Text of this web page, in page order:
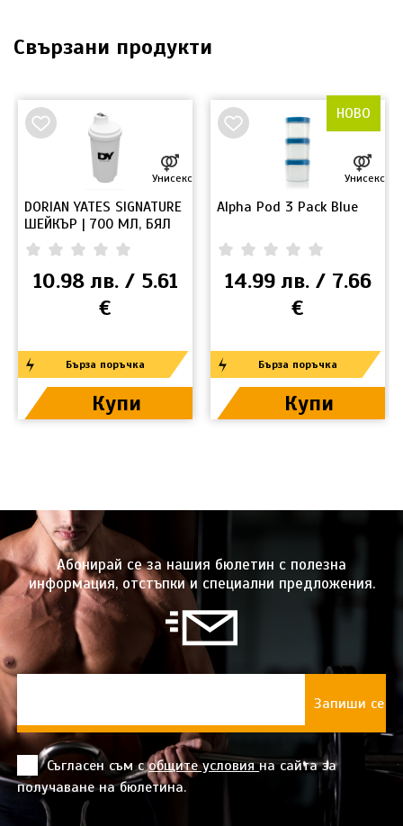
Свързани продукти
DORIAN YATES SIGNATURE
ШЕЙКЪР | 700 МЛ, БЯЛ
Унисекс
0.00 (0)
10.98 лв. / 5.61
€
Бърза поръчка
Купи
НОВО
Alpha Pod 3 Pack Blue
Унисекс
0.00 (0)
14.99 лв. / 7.66
€
Бърза поръчка
Купи
Абонирай се за нашия бюлетин с полезна
информация, отстъпки и специални предложения.
Съгласен съм собщите условияна сайта за
получаване на бюлетина.